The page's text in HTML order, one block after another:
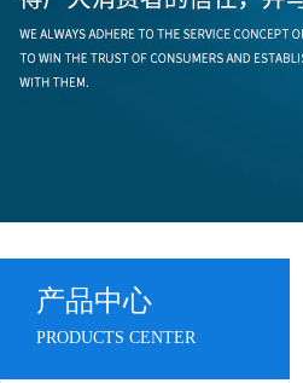
产品中心
PRODUCTS CENTER